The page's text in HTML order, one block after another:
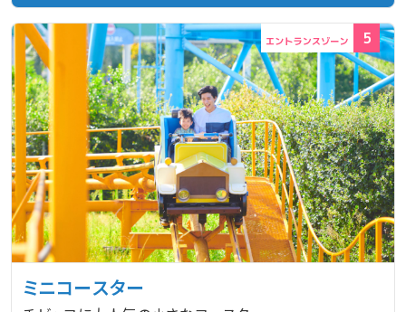
5
ミニコースター